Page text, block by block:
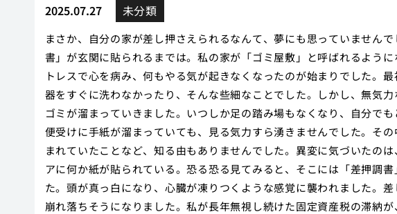
2025.07.27 未分類
まさか、自分の家が差し押さえられるなんて、夢にも思っていません
書」が玄関に貼られるまでは。私の家が「ゴミ屋敷」と呼ばれるよう
トレスで心を病み、何もやる気が起きなくなったのが始まりでした。
器をすぐに洗わなかったり、そんな些細なことでした。しかし、無気
ゴミが溜まっていきました。いつしか足の踏み場もなくなり、自分で
便受けに手紙が溜まっていても、見る気力すら湧きませんでした。そ
まれていたことなど、知る由もありませんでした。異変に気づいたの
アに何か紙が貼られている。恐る恐る見てみると、そこには「差押調
た。頭が真っ白になり、心臓が凍りつくような感覚に襲われました。
崩れ落ちそうになりました。私が長年無視し続けた固定資産税の滞納